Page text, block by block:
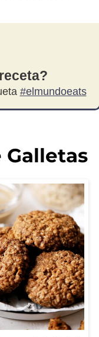
#elmundoeats
Galletas